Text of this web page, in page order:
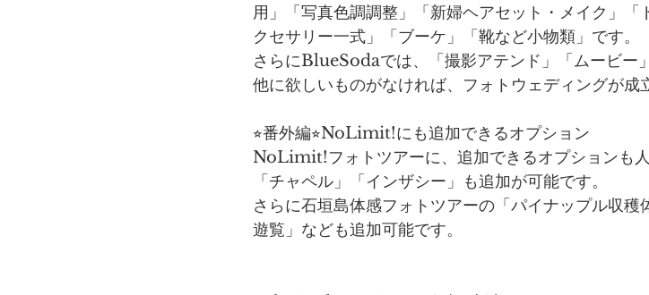
用」「写真色調調整」「新婦ヘアセット・メイク」
クセサリー一式」「ブーケ」「靴など小物類」です。
さらにBlueSodaでは、「撮影アテンド」「ムービー
他に欲しいものがなければ、フォトウェディングが成
⭐︎番外編⭐︎NoLimit!にも追加できるオプション
NoLimit!フォトツアーに、追加できるオプションも人
「チャペル」「インザシー」も追加が可能です。
さらに石垣島体感フォトツアーの「パイナップル収
遊覧」なども追加可能です。